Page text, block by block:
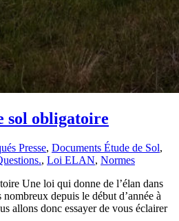
sol obligatoire
Presse, Documents Étude de Sol,
, Loi ELAN, Normes
Une loi qui donne de l’élan dans
depuis le début d’année à
allons donc essayer de vous éclairer